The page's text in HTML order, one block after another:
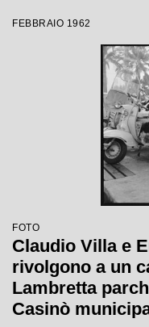
FEBBRAIO 1962
FOTO
Claudio Villa e
rivolgono a un
Lambretta
Casinò